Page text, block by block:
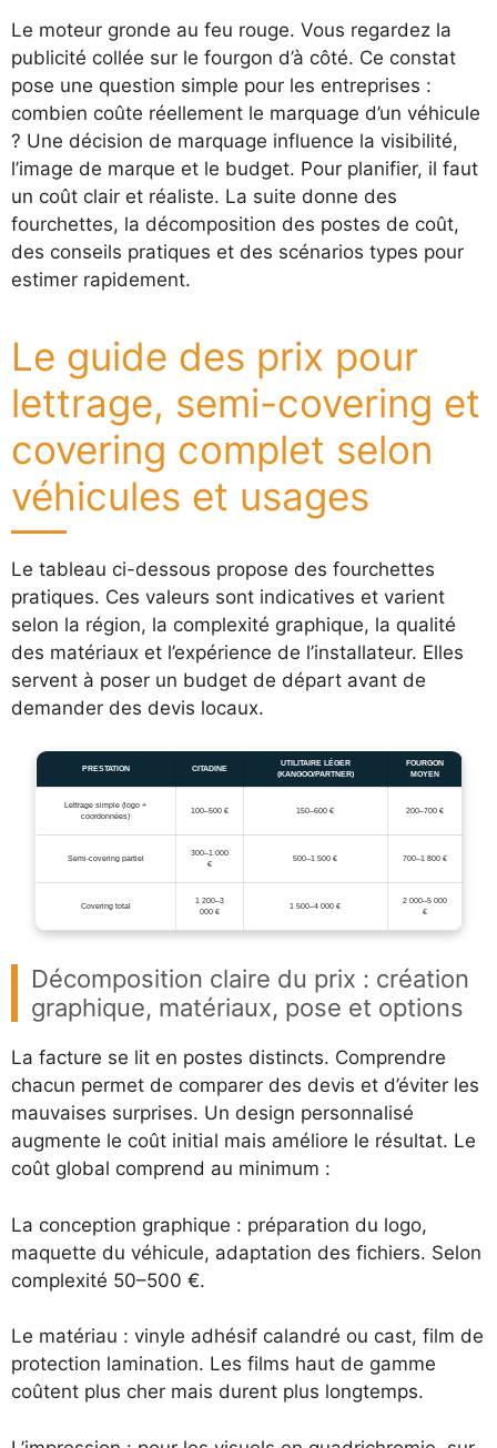
Le moteur gronde au feu rouge. Vous regardez la
publicité collée sur le fourgon d’à côté. Ce constat
pose une question simple pour les entreprises :
combien coûte réellement le marquage d’un véhicule
? Une décision de marquage influence la visibilité,
l’image de marque et le budget. Pour planifier, il faut
un coût clair et réaliste. La suite donne des
fourchettes, la décomposition des postes de coût,
des conseils pratiques et des scénarios types pour
estimer rapidement.
Le guide des prix pour
lettrage, semi-covering et
covering complet selon
véhicules et usages
Le tableau ci-dessous propose des fourchettes
pratiques. Ces valeurs sont indicatives et varient
selon la région, la complexité graphique, la qualité
des matériaux et l’expérience de l’installateur. Elles
servent à poser un budget de départ avant de
demander des devis locaux.
PRESTATION CITADINE
UTILITAIRE LÉGER
(KANGOO/PARTNER)
FOURGON
MOYEN
Lettrage simple (logo +
coordonnées)
100–500 € 150–600 € 200–700 €
Semi-covering partiel
300–1 000
€
500–1 500 € 700–1 800 €
Covering total
1 200–3
000 €
1 500–4 000 €
2 000–5 000
€
Décomposition claire du prix : création
graphique, matériaux, pose et options
La facture se lit en postes distincts. Comprendre
chacun permet de comparer des devis et d’éviter les
mauvaises surprises. Un design personnalisé
augmente le coût initial mais améliore le résultat. Le
coût global comprend au minimum :
La conception graphique : préparation du logo,
maquette du véhicule, adaptation des fichiers. Selon
complexité 50–500 €.
Le matériau : vinyle adhésif calandré ou cast, film de
protection lamination. Les films haut de gamme
coûtent plus cher mais durent plus longtemps.